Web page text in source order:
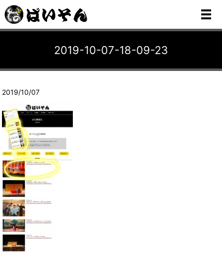
メ
2019-10-07-18-09-23
2019/10/07